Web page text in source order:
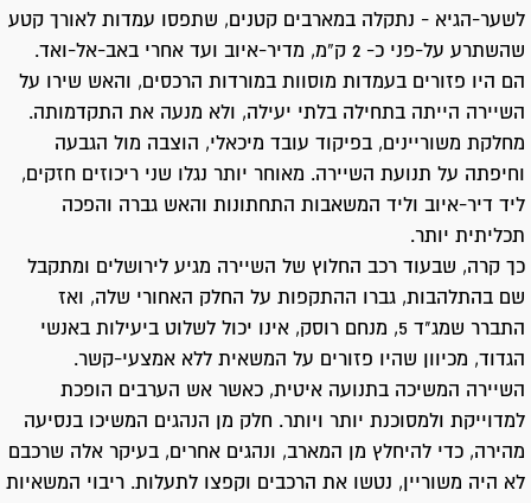
לשער-הגיא - נתקלה במארבים קטנים, שתפסו עמדות לאורך קטע
שהשתרע על-פני כ- 2 ק”מ, מדיר-איוב ועד אחרי באב-אל-ואד.
הם היו פזורים בעמדות מוסוות במורדות הרכסים, והאש שירו על
השיירה הייתה בתחילה בלתי יעילה, ולא מנעה את התקדמותה.
מחלקת משוריינים, בפיקוד עובד מיכאלי, הוצבה מול הגבעה
וחיפתה על תנועת השיירה. מאוחר יותר נגלו שני ריכוזים חזקים,
ליד דיר-איוב וליד המשאבות התחתונות והאש גברה והפכה
תכליתית יותר.
כך קרה, שבעוד רכב החלוץ של השיירה מגיע לירושלים ומתקבל
שם בהתלהבות, גברו ההתקפות על החלק האחורי שלה, ואז
התברר שמג"ד 5, מנחם רוסק, אינו יכול לשלוט ביעילות באנשי
הגדוד, מכיוון שהיו פזורים על המשאית ללא אמצעי-קשר.
השיירה המשיכה בתנועה איטית, כאשר אש הערבים הופכת
למדוייקת ולמסוכנת יותר ויותר. חלק מן הנהגים המשיכו בנסיעה
מהירה, כדי להיחלץ מן המארב, ונהגים אחרים, בעיקר אלה שרכבם
לא היה משוריין, נטשו את הרכבים וקפצו לתעלות. ריבוי המשאיות